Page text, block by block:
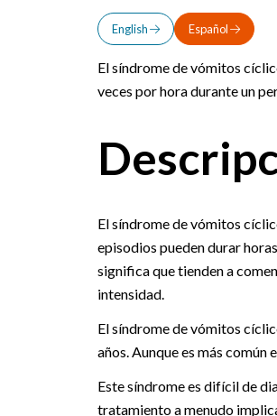
English Español
El síndrome de vómitos
veces por hora durante un
El síndrome de vómitos
episodios pueden durar
significa que tienden a
intensidad.
El síndrome de vómitos
años. Aunque es más común
Este síndrome es difícil de
tratamiento a menudo